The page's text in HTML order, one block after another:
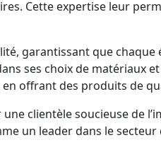
Cette expertise leur
garantissant que
ses choix de
offrant des produits de
clientèle soucieuse de
un leader dans le